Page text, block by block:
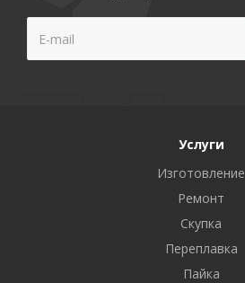
Услуги
Изготовление
Ремонт
Скупка
Переплавка
Пайка